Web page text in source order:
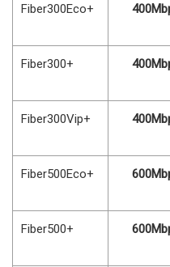
Fiber300Eco+
Fiber300+
Fiber300Vip+
Fiber500Eco+
Fiber500+